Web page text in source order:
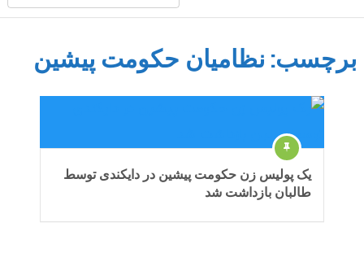
برچسب: نظامیان حکومت پیشین
یک پولیس زن حکومت پیشین در دایکندی توسط
طالبان بازداشت شد